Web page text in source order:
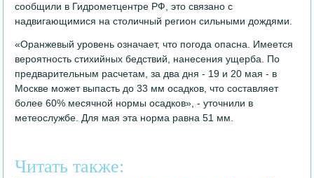
сообщили в Гидрометцентре РФ, это связано с
надвигающимися на столичный регион сильными дождями.
«Оранжевый уровень означает, что погода опасна. Имеется
вероятность стихийных бедствий, нанесения ущерба. По
предварительным расчетам, за два дня - 19 и 20 мая - в
Москве может выпасть до 33 мм осадков, что составляет
более 60% месячной нормы осадков», - уточнили в
метеослужбе. Для мая эта норма равна 51 мм.
Читать также: